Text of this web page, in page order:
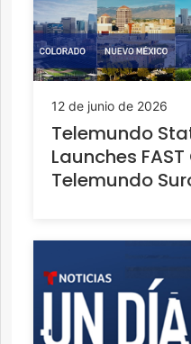
12 de junio de 2026
Telemundo
Launches
Telemundo